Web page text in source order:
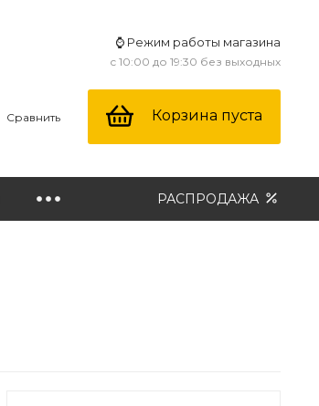
⌚ Режим работы магазина
с 10:00 до 19:30 без выходных
Сравнить Корзина пуста
РАСПРОДАЖА